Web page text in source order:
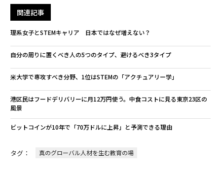
関連記事
理系女子とSTEMキャリア 日本ではなぜ増えない？
自分の周りに置くべき人の5つのタイプ、避けるべき3タイプ
米大学で専攻すべき分野、1位はSTEMの「アクチュアリー学」
港区民はフードデリバリーに月12万円使う。中食コストに見る東京23区の
風景
ビットコインが10年で「70万ドルに上昇」と予測できる理由
タグ： 真のグローバル人材を生む教育の場